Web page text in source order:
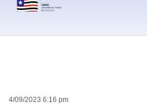
4/09/2023 6:16 pm